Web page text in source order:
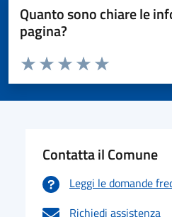
Quanto sono chiare le
pagina?
Valuta da 1 a 5 stelle la pagina
Valuta 5 stelle
Valuta 4 stelle su 5
Valuta 3 stelle su 5
Valuta 2 stelle su 5
Valuta 1 stelle su 5
Contatta il Comune
Leggi le domande
Richiedi assistenza